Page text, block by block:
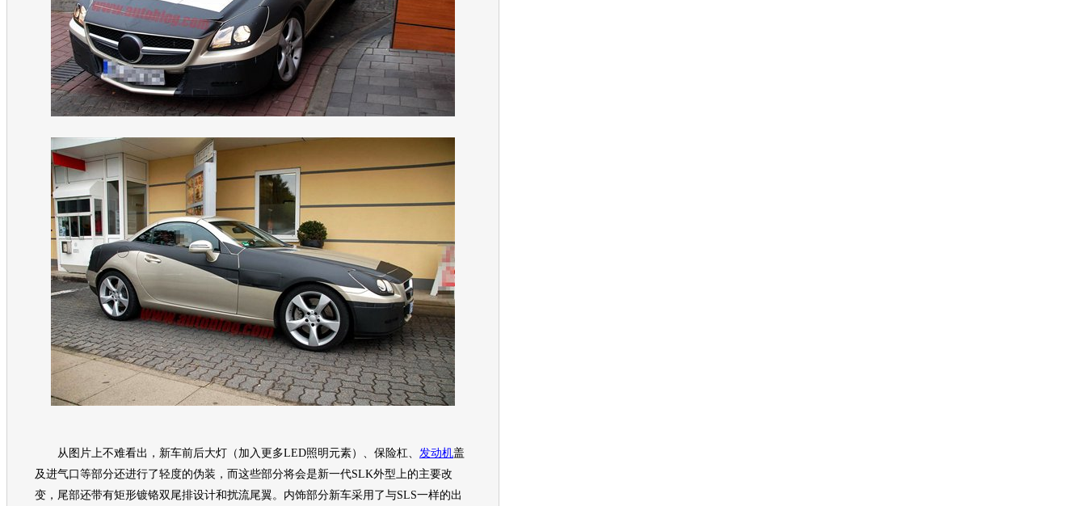
从图片上不难看出， 新车前后大灯（加入更多LED照明元素）、保险杠、 发动机盖
及进气口等部分还进行了轻度的伪装，而这些部分将会是新一代SLK外型上的主要改
变，尾部还带有矩形镀铬双尾排设计和扰流尾翼。内饰部分新车采用了与SLS一样的出